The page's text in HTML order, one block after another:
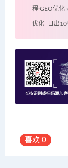
程·GEO优化 »
优化+日出10
喜欢 0